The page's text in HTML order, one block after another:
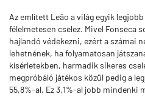
Az említett Leão a világ egyik
félelmetesen cselez. Mivel Fonseca
hajlandó védekezni, ezért a számai
lehetnének, ha folyamatosan
kísérletekben, harmadik sikeres
megpróbáló játékos közül pedig a
55,8%-al. Ez 3,1%-al jobb mindenki